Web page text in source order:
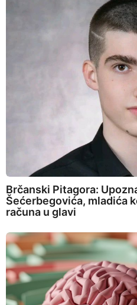
Brčanski Pitagora:
Šećerbegovića, mladića
računa u glavi